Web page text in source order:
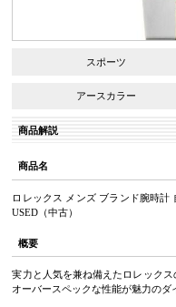
スポーツ
アースカラー
商品解説
商品名
ロレックス メンズ ブランド腕時計
USED（中古）
概要
実力と人気を兼ね備えたロレック
オーバースペックな性能が魅力のダ